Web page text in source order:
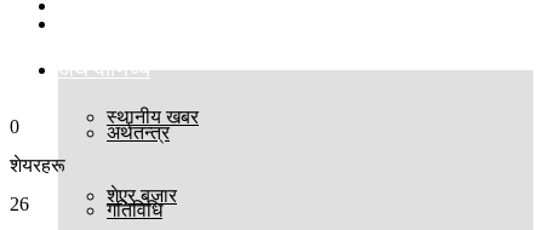
अर्थ वाणिज्य
अर्थतन्त्र
शेएर बजार
स्थानीय खबर
गतिविधि
0
शेयरहरू
26